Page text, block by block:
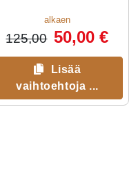
alkaen
125,00 50,00 €
Lisää
vaihtoehtoja ...